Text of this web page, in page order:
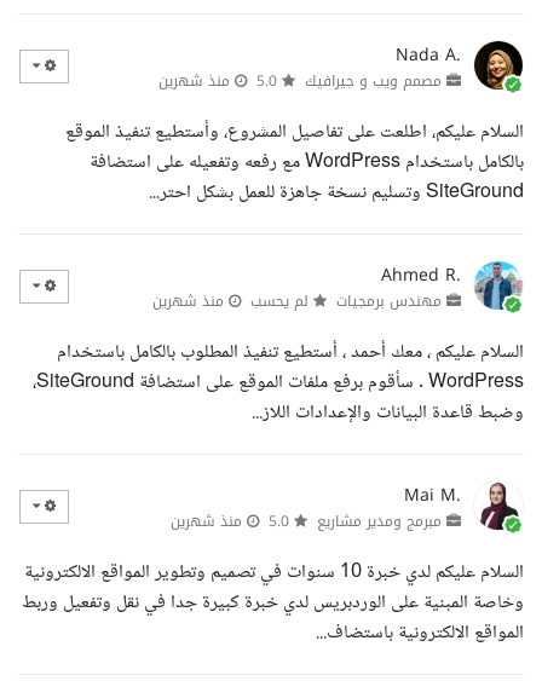
Nada A.
مصمم ويب و جيرافيك منذ شهرين
السلام عليكم، اطلعت على تفاصيل المشروع، وأستطيع تنفيذ الموقع
بالكامل باستخدام WordPress مع رفعه وتفعيله على استضافة
SiteGround وتسليم نسخة جاهزة للعمل بشكل احتر...
Ahmed R.
مهندس برمجيات لم يحسب منذ شهرين
السلام عليكم ، معك أحمد ، أستطيع تنفيذ المطلوب بالكامل باستخدام
WordPress . سأقوم برفع ملفات الموقع على استضافة SiteGround،
وضبط قاعدة البيانات والإعدادات اللاز...
Mai M.
مبرمج ومدير مشاريع منذ شهرين
السلام عليكم لدي خبرة 10 سنوات في تصميم وتطوير المواقع الالكترونية
وخاصة المبنية على الوردبريس لدي خبرة كبيرة جدا في نقل وتفعيل وربط
المواقع الالكترونية باستضاف...